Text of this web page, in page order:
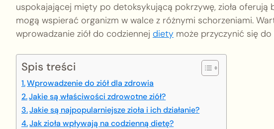
uspokajającej mięty po detoksykującą pokrzywę, zioła
mogą wspierać organizm w walce z różnymi schorzeniami.
wprowadzanie ziół do codziennej diety może przyczynić się
Spis treści
Wprowadzenie do ziół dla zdrowia
Jakie są właściwości zdrowotne ziół?
Jakie są najpopularniejsze zioła i ich działanie?
Jak zioła wpływają na codzienną dietę?